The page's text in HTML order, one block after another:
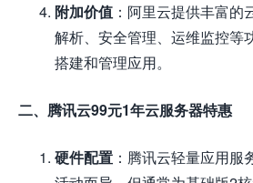
附加价值 ：阿里云提供丰富的
解析、安全管理、运维监控等
搭建和管理应用。
二、腾讯云99元1年云服务器特惠
硬件配置 ：腾讯云轻量应用